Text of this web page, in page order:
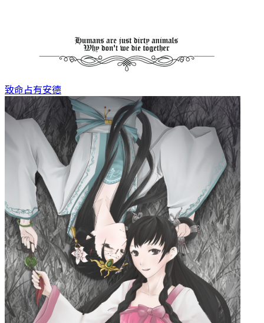
致命占有安德